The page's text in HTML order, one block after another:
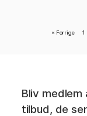
« Forrige 1
Bliv medlem
tilbud, de